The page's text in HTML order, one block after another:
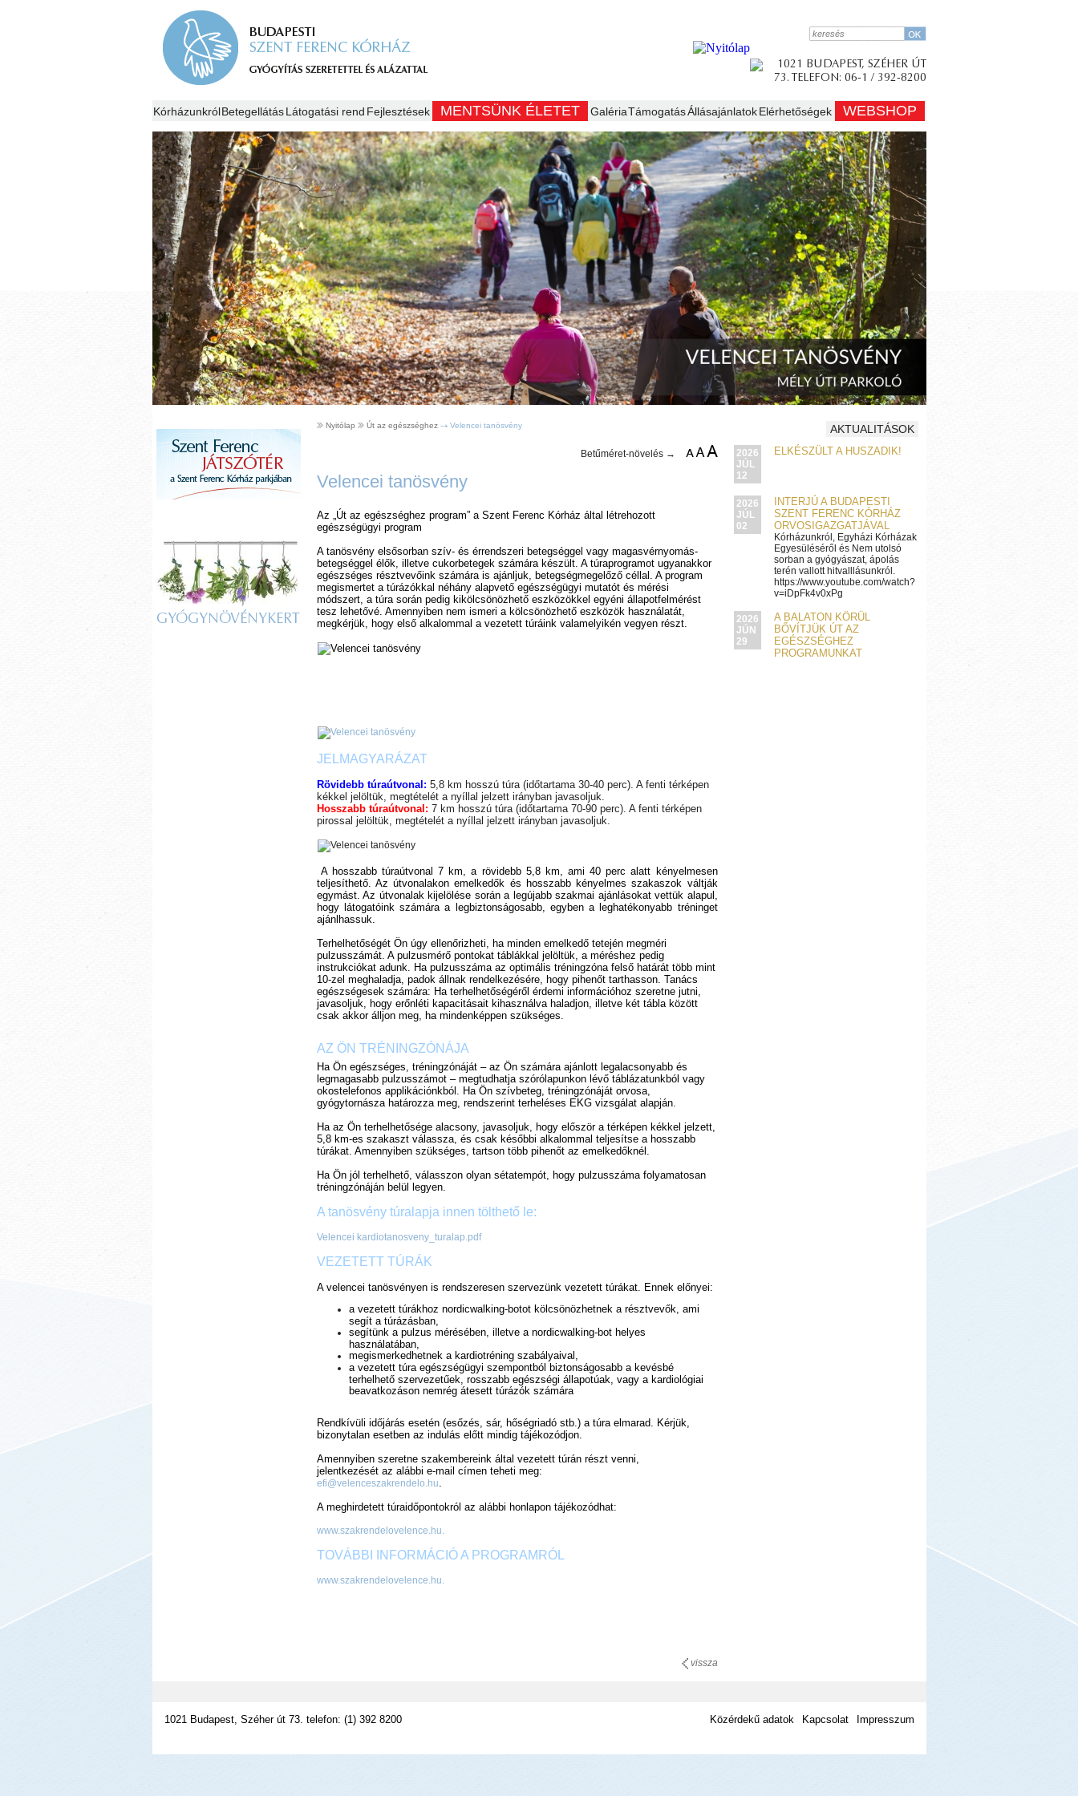
KórházunkrólBetegellátásLátogatási rend Fejlesztések MENTSÜNK ÉLETET GalériaTámogatásÁllásajánlatok Elérhetőségek WEBSHOP
GYÓGYNÖVÉNYKERT
Nyitólap Út az egészséghez Velencei tanösvény
Betűméret-növelés →
Velencei tanösvény
Az „Út az egészséghez program” a Szent Ferenc Kórház által létrehozott
egészségügyi program
A tanösvény elsősorban szív- és érrendszeri betegséggel vagy magasvérnyomás-
betegséggel élők, illetve cukorbetegek számára készült. A túraprogramot ugyanakkor
egészséges résztvevőink számára is ajánljuk, betegségmegelőző céllal. A program
megismertet a túrázókkal néhány alapvető egészségügyi mutatót és mérési
módszert, a túra során pedig kikölcsönözhető eszközökkel egyéni állapotfelmérést
tesz lehetővé. Amennyiben nem ismeri a kölcsönözhető eszközök használatát,
megkérjük, hogy első alkalommal a vezetett túráink valamelyikén vegyen részt.
JELMAGYARÁZAT
Rövidebb túraútvonal: 5,8 km hosszú túra (időtartama 30-40 perc). A fenti térképen
kékkel jelöltük, megtételét a nyíllal jelzett irányban javasoljuk.
Hosszabb túraútvonal: 7 km hosszú túra (időtartama 70-90 perc). A fenti térképen
pirossal jelöltük, megtételét a nyíllal jelzett irányban javasoljuk.
A hosszabb túraútvonal 7 km, a rövidebb 5,8 km, ami 40 perc alatt kényelmesen
teljesíthető. Az útvonalakon emelkedők és hosszabb kényelmes szakaszok váltják
egymást. Az útvonalak kijelölése során a legújabb szakmai ajánlásokat vettük alapul,
hogy látogatóink számára a legbiztonságosabb, egyben a leghatékonyabb tréninget
ajánlhassuk.
Terhelhetőségét Ön úgy ellenőrizheti, ha minden emelkedő tetején megméri
pulzusszámát. A pulzusmérő pontokat táblákkal jelöltük, a méréshez pedig
instrukciókat adunk. Ha pulzusszáma az optimális tréningzóna felső határát több mint
10-zel meghaladja, padok állnak rendelkezésére, hogy pihenőt tarthasson. Tanács
egészségesek számára: Ha terhelhetőségéről érdemi információhoz szeretne jutni,
javasoljuk, hogy erőnléti kapacitásait kihasználva haladjon, illetve két tábla között
csak akkor álljon meg, ha mindenképpen szükséges.
AZ ÖN TRÉNINGZÓNÁJA
Ha Ön egészséges, tréningzónáját – az Ön számára ajánlott legalacsonyabb és
legmagasabb pulzusszámot – megtudhatja szórólapunkon lévő táblázatunkból vagy
okostelefonos applikációnkból. Ha Ön szívbeteg, tréningzónáját orvosa,
gyógytornásza határozza meg, rendszerint terheléses EKG vizsgálat alapján.
Ha az Ön terhelhetősége alacsony, javasoljuk, hogy először a térképen kékkel jelzett,
5,8 km-es szakaszt válassza, és csak későbbi alkalommal teljesítse a hosszabb
túrákat. Amennyiben szükséges, tartson több pihenőt az emelkedőknél.
Ha Ön jól terhelhető, válasszon olyan sétatempót, hogy pulzusszáma folyamatosan
tréningzónáján belül legyen.
A tanösvény túralapja innen tölthető le:
Velencei kardiotanosveny_turalap.pdf
VEZETETT TÚRÁK
A velencei tanösvényen is rendszeresen szervezünk vezetett túrákat. Ennek előnyei:
a vezetett túrákhoz nordicwalking-botot kölcsönözhetnek a résztvevők, ami
segít a túrázásban,
segítünk a pulzus mérésében, illetve a nordicwalking-bot helyes
használatában,
megismerkedhetnek a kardiotréning szabályaival,
a vezetett túra egészségügyi szempontból biztonságosabb a kevésbé
terhelhető szervezetűek, rosszabb egészségi állapotúak, vagy a kardiológiai
beavatkozáson nemrég átesett túrázók számára
Rendkívüli időjárás esetén (esőzés, sár, hőségriadó stb.) a túra elmarad. Kérjük,
bizonytalan esetben az indulás előtt mindig tájékozódjon.
Amennyiben szeretne szakembereink által vezetett túrán részt venni,
jelentkezését az alábbi e-mail címen teheti meg:
efi@velenceszakrendelo.hu.
A meghirdetett túraidőpontokról az alábbi honlapon tájékozódhat:
www.szakrendelovelence.hu.
TOVÁBBI INFORMÁCIÓ A PROGRAMRÓL
www.szakrendelovelence.hu.
vissza
AKTUALITÁSOK
2026
JÚL
12
ELKÉSZÜLT A HUSZADIK!
2026
JÚL
02
INTERJÚ A BUDAPESTI
SZENT FERENC KÓRHÁZ
ORVOSIGAZGATJÁVAL
Kórházunkról, Egyházi Kórházak
Egyesüléséről és Nem utolsó
sorban a gyógyászat, ápolás
terén vallott hitvalllásunkról.
https://www.youtube.com/watch?
v=iDpFk4v0xPg
2026
JÚN
29
A BALATON KÖRÜL
BŐVÍTJÜK ÚT AZ
EGÉSZSÉGHEZ
PROGRAMUNKAT
1021 Budapest, Széher út 73. telefon: (1) 392 8200 Közérdekű adatok Kapcsolat Impresszum